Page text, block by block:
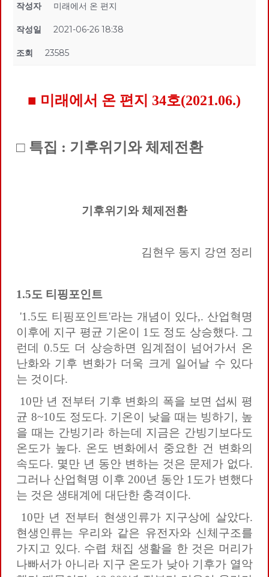
작성자 미래에서 온 편지
작성일 2021-06-26 18:38
조회 23585
■ 미래에서 온 편지 34호(2021.06.)
□ 특집 : 기후위기와 체제전환
기후위기와 체제전환
김현우 동지 강연 정리
1.5도 티핑포인트
'1.5도 티핑포인트'라는 개념이 있다,. 산업혁명
이후에 지구 평균 기온이 1도 정도 상승했다. 그
런데 0.5도 더 상승하면 임계점이 넘어가서 온
난화와 기후 변화가 더욱 크게 일어날 수 있다
는 것이다.
10만 년 전부터 기후 변화의 폭을 보면 섭씨 평
균 8~10도 정도다. 기온이 낮을 때는 빙하기, 높
을 때는 간빙기라 하는데 지금은 간빙기보다도
온도가 높다. 온도 변화에서 중요한 건 변화의
속도다. 몇만 년 동안 변하는 것은 문제가 없다.
그러나 산업혁명 이후 200년 동안 1도가 변했다
는 것은 생태계에 대단한 충격이다.
10만 년 전부터 현생인류가 지구상에 살았다.
현생인류는 우리와 같은 유전자와 신체구조를
가지고 있다. 수렵 채집 생활을 한 것은 머리가
나빠서가 아니라 지구 온도가 낮아 기후가 열악